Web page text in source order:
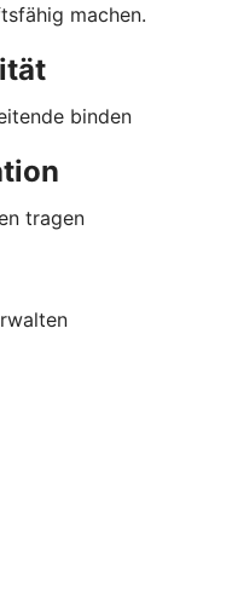
machen.
binden
tragen